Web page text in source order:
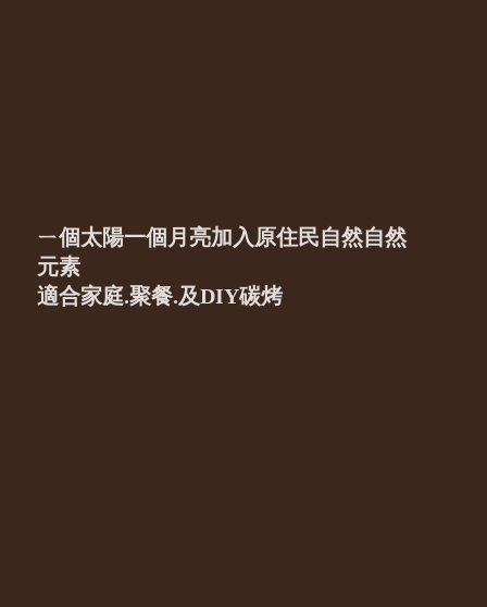
ㄧ個太陽一個月亮加入原住民自然自然
元素
適合家庭.聚餐.及DIY碳烤